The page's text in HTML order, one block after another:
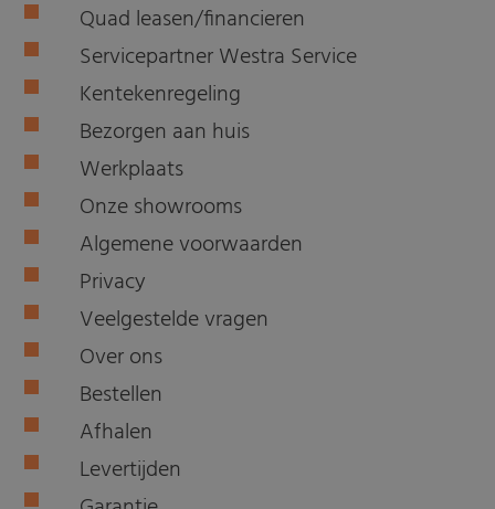
Quad leasen/financieren
Servicepartner Westra Service
Kentekenregeling
Bezorgen aan huis
Werkplaats
Onze showrooms
Algemene voorwaarden
Privacy
Veelgestelde vragen
Over ons
Bestellen
Afhalen
Levertijden